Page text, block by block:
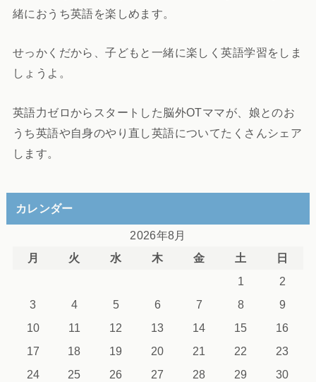
緒におうち英語を楽しめます。
せっかくだから、子どもと一緒に楽しく英語学習をしま
しょうよ。
英語力ゼロからスタートした脳外OTママが、娘とのお
うち英語や自身のやり直し英語についてたくさんシェア
します。
カレンダー
2026年8月
月
火 水 木 金 土
日
1
2
3
4 5 6 7 8
9
10
11 12 13 14 15
16
17
18 19 20 21 22
23
24
25 26 27 28 29
30